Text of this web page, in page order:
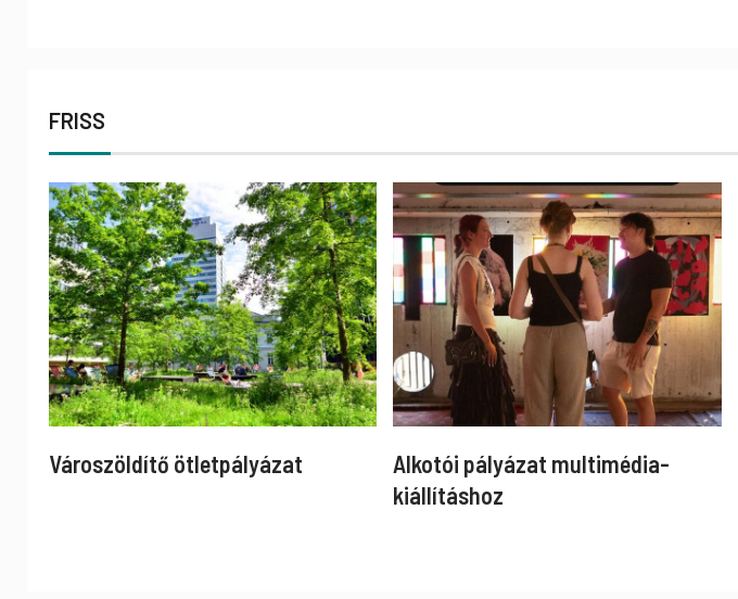
FRISS
Városzöldítő ötletpályázat
Alkotói pályázat multimédia-
kiállításhoz